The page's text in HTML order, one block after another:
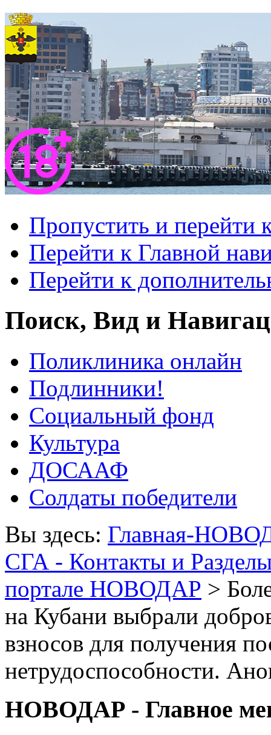
Пропустить и перейти
Перейти к Главной
Перейти к
Поиск, Вид и
Поликлиника онлайн
Подлинники!
Социальный фонд
Культура
ДОСААФ
Солдаты победители
Вы здесь: Главная-
СГА - Контакты и
портале НОВОДАР >
на Кубани выбрали
взносов для получения
нетрудоспособности.
НОВОДАР - Главное